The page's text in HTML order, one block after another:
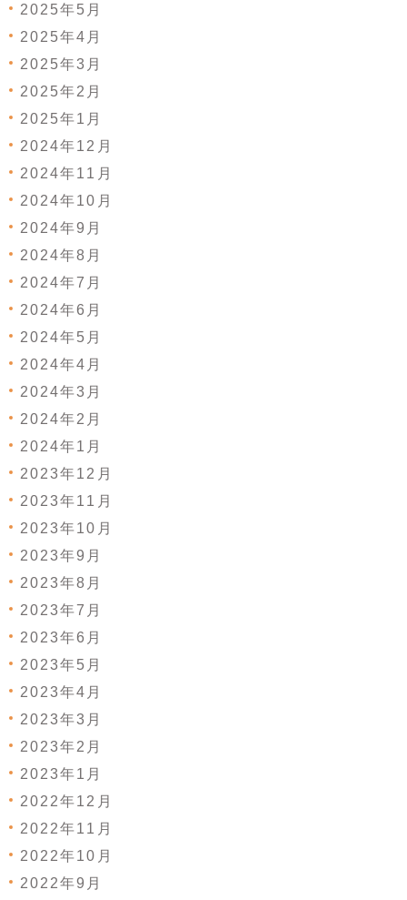
2025年5月
2025年4月
2025年3月
2025年2月
2025年1月
2024年12月
2024年11月
2024年10月
2024年9月
2024年8月
2024年7月
2024年6月
2024年5月
2024年4月
2024年3月
2024年2月
2024年1月
2023年12月
2023年11月
2023年10月
2023年9月
2023年8月
2023年7月
2023年6月
2023年5月
2023年4月
2023年3月
2023年2月
2023年1月
2022年12月
2022年11月
2022年10月
2022年9月